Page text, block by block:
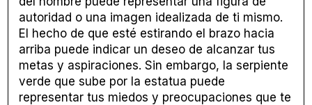
autoridad o una imagen idealizada de ti mismo.
El hecho de que esté estirando el brazo hacia
arriba puede indicar un deseo de alcanzar tus
metas y aspiraciones. Sin embargo, la serpiente
verde que sube por la estatua puede
representar tus miedos y preocupaciones que te